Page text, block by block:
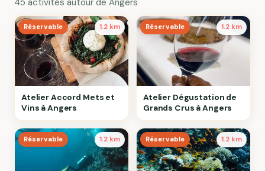
45 activités autour de Angers
Réservable 1.2 km
Atelier Accord Mets et
Vins à Angers
Réservable 1.2 km
Atelier Dégustation de
Grands Crus à Angers
Réservable 1.2 km Réservable 1.2 km